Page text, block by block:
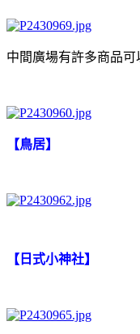
中間廣場有許多商品可
【鳥居】
【日式小神社】